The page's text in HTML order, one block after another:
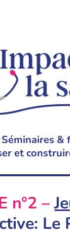
Séminaires &
et
n°2 –
Le